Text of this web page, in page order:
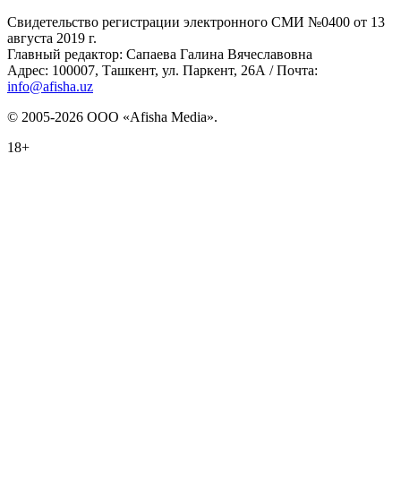
Свидетельство регистрации электронного СМИ №0400 от 13
августа 2019 г.
Главный редактор: Сапаева Галина Вячеславовна
Адрес: 100007, Ташкент, ул. Паркент, 26А / Почта:
info@afisha.uz
© 2005-2026 ООО «Afisha Media».
18+